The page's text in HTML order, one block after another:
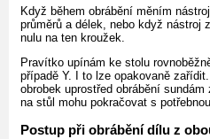
Když během obrábění měním
průměrů a délek, nebo když nástroj
nulu na ten kroužek.
Pravítko upínám ke stolu
případě Y. I to lze opakovaně
obrobek uprostřed obrábění
na stůl mohu pokračovat s
Postup při obrábění dílu z